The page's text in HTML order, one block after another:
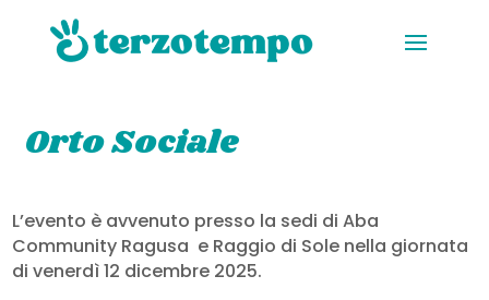
Orto Sociale
L’evento è avvenuto presso la sedi di Aba
Community Ragusa e Raggio di Sole nella giornata
di venerdì 12 dicembre 2025.